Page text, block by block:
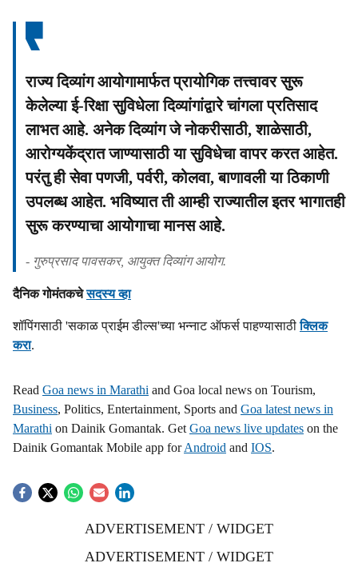
राज्य दिव्यांग आयोगामार्फत प्रायोगिक तत्त्वावर सुरू
केलेल्या ई-रिक्षा सुविधेला दिव्यांगांद्वारे चांगला प्रतिसाद
लाभत आहे. अनेक दिव्यांग जे नोकरीसाठी, शाळेसाठी,
आरोग्यकेंद्रात जाण्यासाठी या सुविधेचा वापर करत आहेत.
परंतु ही सेवा पणजी, पर्वरी, कोलवा, बाणावली या ठिकाणी
उपलब्ध आहेत. भविष्यात ती आम्ही राज्यातील इतर भागातही
सुरू करण्याचा आयोगाचा मानस आहे.
- गुरुप्रसाद पावसकर, आयुक्त दिव्यांग आयोग.
दैनिक गोमंतकचेसदस्य व्हा
शॉपिंगसाठी 'सकाळ प्राईम डील्स'च्या भन्नाट ऑफर्स पाहण्यासाठीक्लिक
करा.
Read Goa news in Marathi and Goa local news on Tourism,
Business, Politics, Entertainment, Sports and Goa latest news in
Marathi on Dainik Gomantak. Get Goa news live updates on the
Dainik Gomantak Mobile app forAndroid and IOS.
ADVERTISEMENT / WIDGET
ADVERTISEMENT / WIDGET